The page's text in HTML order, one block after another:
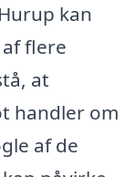
kan
flere
at
handler om
af de